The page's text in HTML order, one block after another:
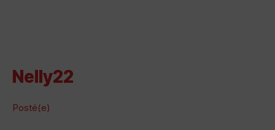
Nelly22
Posté(e)